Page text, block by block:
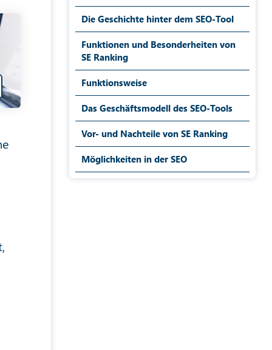
Die Geschichte hinter dem SEO-Tool
Funktionen und Besonderheiten von
SE Ranking
Funktionsweise
Das Geschäftsmodell des SEO-Tools
Vor- und Nachteile von SE Ranking
Möglichkeiten in der SEO